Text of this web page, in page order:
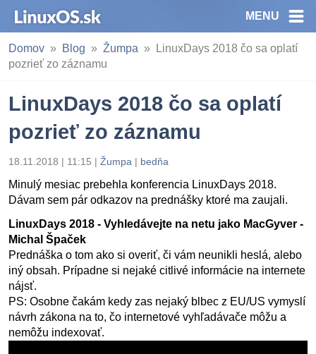
MENU
Domov Blog Žumpa
LinuxDays 2018 čo sa oplatí
pozrieť zo záznamu
LinuxDays 2018 čo sa oplatí
pozrieť zo záznamu
18.11.2018 | 11:15 | Žumpa | bedňa
Minulý mesiac prebehla konferencia LinuxDays 2018.
Dávam sem pár odkazov na prednášky ktoré ma zaujali.
LinuxDays 2018 - Vyhledávejte na netu jako MacGyver -
Michal Špaček
Prednáška o tom ako si overiť, či vám neunikli heslá, alebo
iný obsah. Prípadne si nejaké citlivé informácie na internete
nájsť.
PS: Osobne čakám kedy zas nejaký blbec z EU/US vymyslí
návrh zákona na to, čo internetové vyhľadávače môžu a
nemôžu indexovať.